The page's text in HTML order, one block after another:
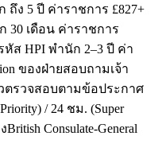
ถึง 5 ปี ค่าราชการ £827+
ก 30 เดือน ค่าราชการ
รหัส HPI พำนัก 2–3 ปี ค่า
ของฝ่ายสอบถามเจ้า
รวจสอบตามข้อประกาศ
/ 24 ชม. (Super
Consulate-General